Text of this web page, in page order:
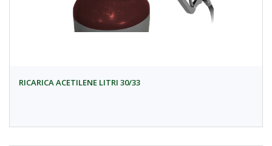
RICARICA ACETILENE LITRI 30/33